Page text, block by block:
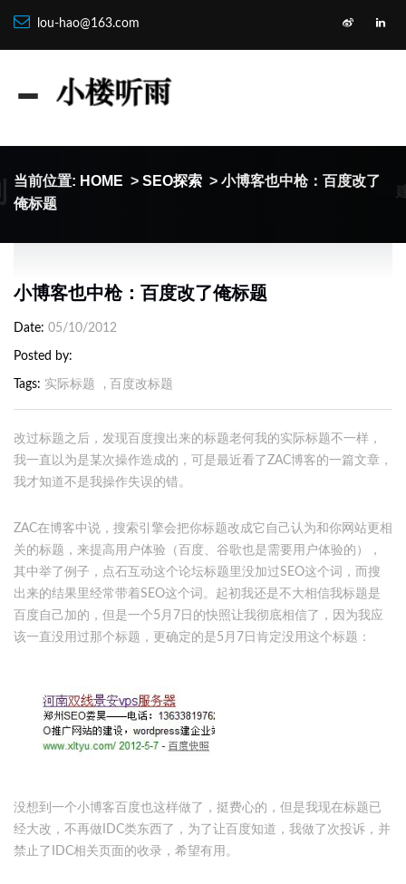
lou-hao@163.com
当前位置: HOME > SEO探索 > 小博客也中枪：百度改了
俺标题
小博客也中枪：百度改了俺标题
Date 05/10/2012
Posted by
Tags 实际标题 , 百度改标题
改过标题之后，发现百度搜出来的标题老何我的实际标题不一样，
我一直以为是某次操作造成的，可是最近看了ZAC博客的一篇文章，
我才知道不是我操作失误的错。
ZAC在博客中说，搜索引擎会把你标题改成它自己认为和你网站更相
关的标题，来提高用户体验（百度、谷歌也是需要用户体验的），
其中举了例子，点石互动这个论坛标题里没加过SEO这个词，而搜
出来的结果里经常带着SEO这个词。起初我还是不大相信我标题是
百度自己加的，但是一个5月7日的快照让我彻底相信了，因为我应
该一直没用过那个标题，更确定的是5月7日肯定没用这个标题：
没想到一个小博客百度也这样做了，挺费心的，但是我现在标题已
经大改，不再做IDC类东西了，为了让百度知道，我做了次投诉，并
禁止了IDC相关页面的收录，希望有用。